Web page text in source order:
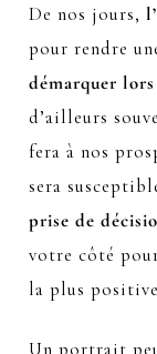
De nos jours,
pour rendre
démarquer
d’ailleurs
fera à nos
sera
prise de
votre côté
la plus
Un portrait